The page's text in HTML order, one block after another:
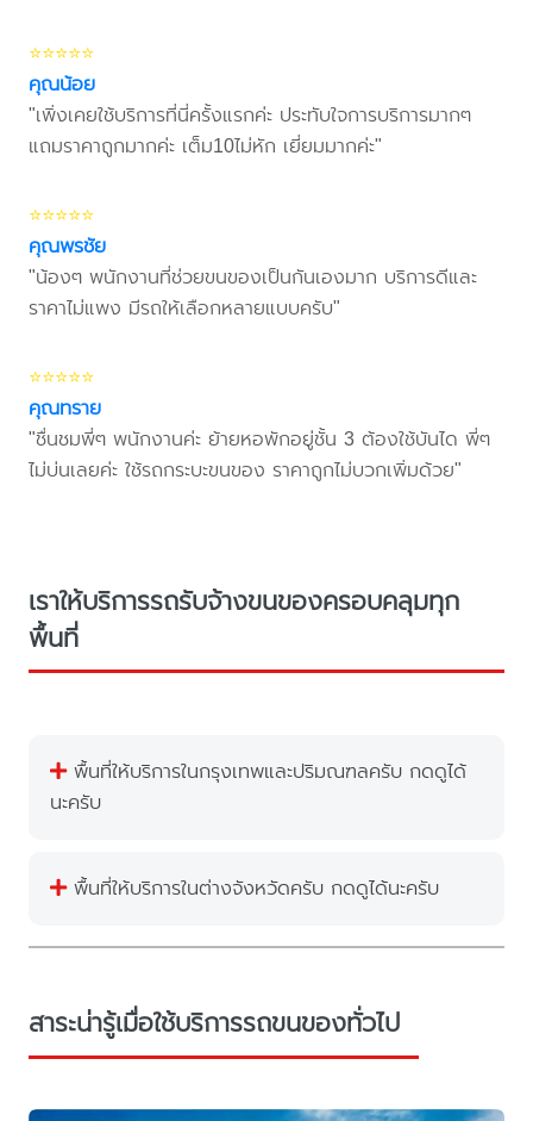
⭐⭐⭐⭐⭐
คุณน้อย
"เพิ่งเคยใช้บริการที่นี่ครั้งแรกค่ะ ประทับใจการบริการมากๆ
แถมราคาถูกมากค่ะ เต็ม10ไม่หัก เยี่ยมมากค่ะ"
⭐⭐⭐⭐⭐
คุณพรชัย
"น้องๆ พนักงานที่ช่วยขนของเป็นกันเองมาก บริการดีและ
ราคาไม่แพง มีรถให้เลือกหลายแบบครับ"
⭐⭐⭐⭐⭐
คุณทราย
"ชื่นชมพี่ๆ พนักงานค่ะ ย้ายหอพักอยู่ชั้น 3 ต้องใช้บันได พี่ๆ
ไม่บ่นเลยค่ะ ใช้รถกระบะขนของ ราคาถูกไม่บวกเพิ่มด้วย"
เราให้บริการรถรับจ้างขนของครอบคลุมทุก
พื้นที่
พื้นที่ให้บริการในกรุงเทพและปริมณฑลครับ กดดูได้
นะครับ
พื้นที่ให้บริการในต่างจังหวัดครับ กดดูได้นะครับ
สาระน่ารู้เมื่อใช้บริการรถขนของทั่วไป